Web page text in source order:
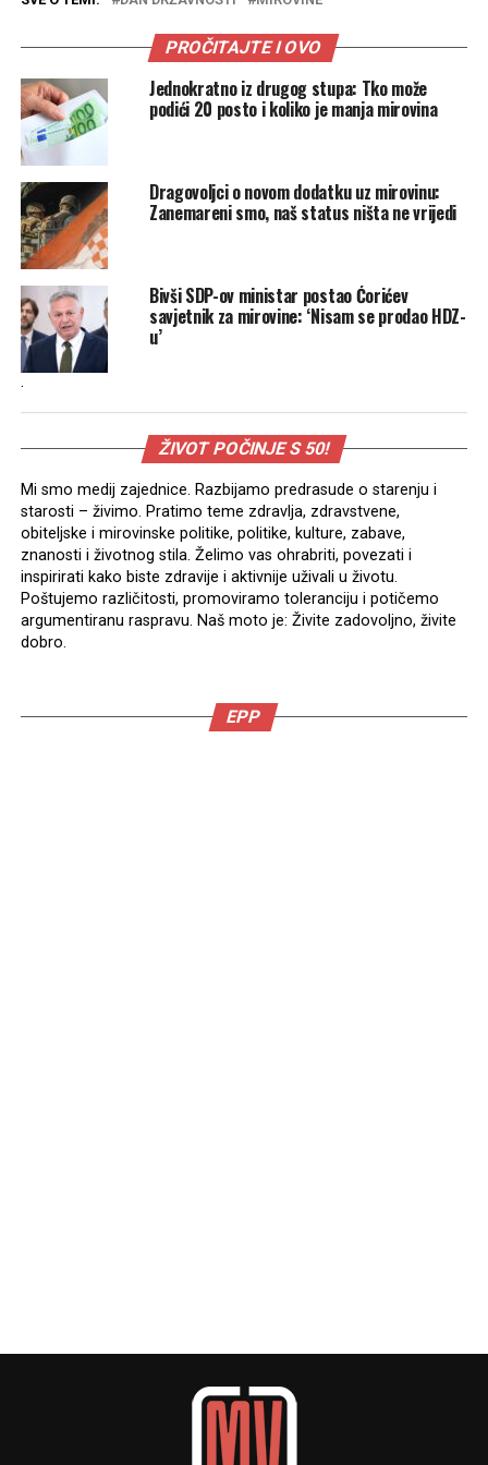
PROČITAJTE I OVO
Jednokratno iz drugog stupa: Tko može
podići 20 posto i koliko je manja mirovina
Dragovoljci o novom dodatku uz mirovinu:
Zanemareni smo, naš status ništa ne vrijedi
Bivši SDP-ov ministar postao Ćorićev
savjetnik za mirovine: ‘Nisam se prodao HDZ-
u’
.
ŽIVOT POČINJE S 50!
Mi smo medij zajednice. Razbijamo predrasude o starenju i
starosti – živimo. Pratimo teme zdravlja, zdravstvene,
obiteljske i mirovinske politike, politike, kulture, zabave,
znanosti i životnog stila. Želimo vas ohrabriti, povezati i
inspirirati kako biste zdravije i aktivnije uživali u životu.
Poštujemo različitosti, promoviramo toleranciju i potičemo
argumentiranu raspravu. Naš moto je: Živite zadovoljno, živite
dobro.
EPP